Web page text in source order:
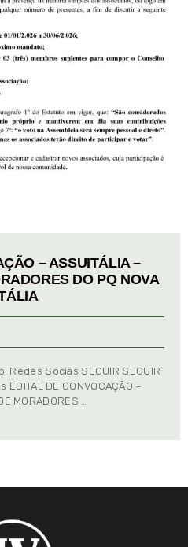
– ASSUITÁLIA –
DO PQ NOVA
Socias SEGUIR SEGUIR
DE CONVOCAÇÃO –
MORADORES …